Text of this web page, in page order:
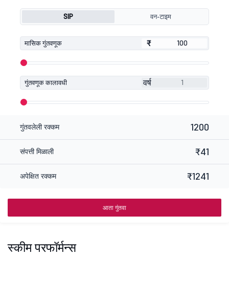
SIP वन-टाइम
मासिक गुंतवणूक ₹
₹
गुंतवणूक कालावधी वर्ष
गुंतवलेली रक्कम 1200
संपत्ती मिळाली ₹41
अपेक्षित रक्कम ₹1241
आता गुंतवा
स्कीम परफॉर्मन्स